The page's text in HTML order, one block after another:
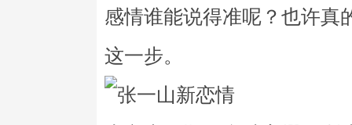
感情谁能说得准呢？也许真
这一步。